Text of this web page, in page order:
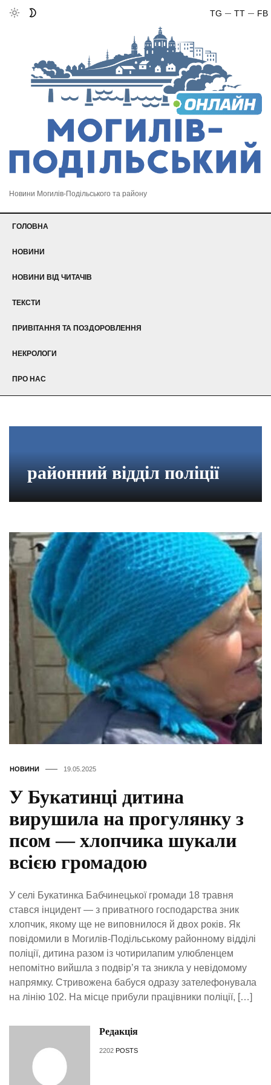
FB
TT
TG
Новини Могилів-Подільського та району
ГОЛОВНА
НОВИНИ
НОВИНИ ВІД ЧИТАЧІВ
ТЕКСТИ
ПРИВІТАННЯ ТА ПОЗДОРОВЛЕННЯ
НЕКРОЛОГИ
ПРО НАС
районний відділ поліції
НОВИНИ 19.05.2025
У Букатинці дитина
вирушила на прогулянку з
псом — хлопчика шукали
всією громадою
У селі Букатинка Бабчинецької громади 18 травня
стався інцидент — з приватного господарства зник
хлопчик, якому ще не виповнилося й двох років. Як
повідомили в Могилів-Подільському районному відділі
поліції, дитина разом із чотирилапим улюбленцем
непомітно вийшла з подвір’я та зникла у невідомому
напрямку. Стривожена бабуся одразу зателефонувала
на лінію 102. На місце прибули працівники поліції, […]
Редакція
2202 POSTS